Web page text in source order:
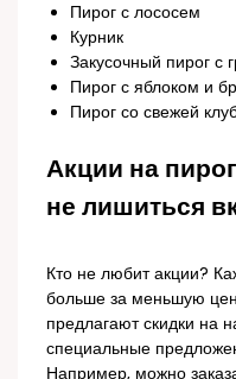
Пирог с лососем
Курник
Закусочный пирог с
Пирог с яблоком и
Пирог со свежей
Акции на
не лишиться
Кто не любит акции?
больше за меньшую
предлагают скидки на
специальные
Например, можно